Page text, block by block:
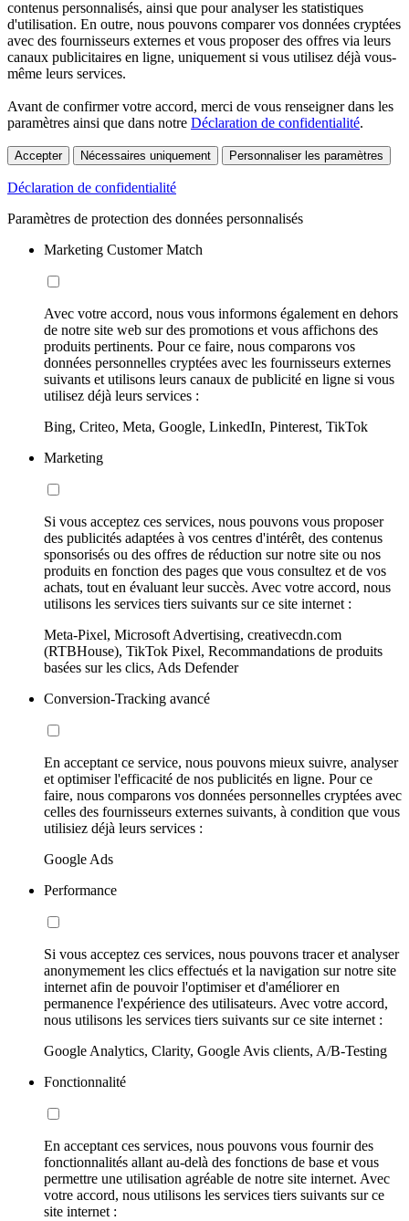
contenus personnalisés, ainsi que pour analyser les statistiques
d'utilisation. En outre, nous pouvons comparer vos données cryptées
avec des fournisseurs externes et vous proposer des offres via leurs
canaux publicitaires en ligne, uniquement si vous utilisez déjà vous-
même leurs services.
Avant de confirmer votre accord, merci de vous renseigner dans les
paramètres ainsi que dans notre Déclaration de confidentialité.
Accepter Nécessaires uniquement Personnaliser les paramètres
Déclaration de confidentialité
Paramètres de protection des données personnalisés
Marketing Customer Match
Avec votre accord, nous vous informons également en dehors
de notre site web sur des promotions et vous affichons des
produits pertinents. Pour ce faire, nous comparons vos
données personnelles cryptées avec les fournisseurs externes
suivants et utilisons leurs canaux de publicité en ligne si vous
utilisez déjà leurs services :
Bing, Criteo, Meta, Google, LinkedIn, Pinterest, TikTok
Marketing
Si vous acceptez ces services, nous pouvons vous proposer
des publicités adaptées à vos centres d'intérêt, des contenus
sponsorisés ou des offres de réduction sur notre site ou nos
produits en fonction des pages que vous consultez et de vos
achats, tout en évaluant leur succès. Avec votre accord, nous
utilisons les services tiers suivants sur ce site internet :
Meta-Pixel, Microsoft Advertising, creativecdn.com
(RTBHouse), TikTok Pixel, Recommandations de produits
basées sur les clics, Ads Defender
Conversion-Tracking avancé
En acceptant ce service, nous pouvons mieux suivre, analyser
et optimiser l'efficacité de nos publicités en ligne. Pour ce
faire, nous comparons vos données personnelles cryptées avec
celles des fournisseurs externes suivants, à condition que vous
utilisiez déjà leurs services :
Google Ads
Performance
Si vous acceptez ces services, nous pouvons tracer et analyser
anonymement les clics effectués et la navigation sur notre site
internet afin de pouvoir l'optimiser et d'améliorer en
permanence l'expérience des utilisateurs. Avec votre accord,
nous utilisons les services tiers suivants sur ce site internet :
Google Analytics, Clarity, Google Avis clients, A/B-Testing
Fonctionnalité
En acceptant ces services, nous pouvons vous fournir des
fonctionnalités allant au-delà des fonctions de base et vous
permettre une utilisation agréable de notre site internet. Avec
votre accord, nous utilisons les services tiers suivants sur ce
site internet :